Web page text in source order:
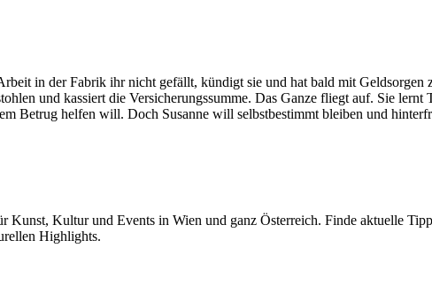
in der Fabrik ihr nicht gefällt, kündigt sie und hat bald mit
und kassiert die Versicherungssumme. Das Ganze fliegt auf. Sie
Betrug helfen will. Doch Susanne will selbstbestimmt bleiben und
Kunst, Kultur und Events in Wien und ganz Österreich. Finde aktuelle
Highlights.